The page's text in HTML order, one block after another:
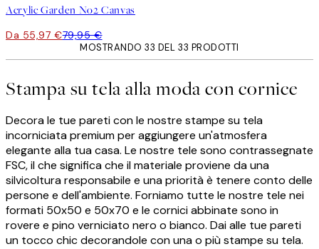
Acrylic Garden No2 Canvas
Da 55,97 €79,95 €
MOSTRANDO 33 DEL 33 PRODOTTI
Stampa su tela alla moda con cornice
Decora le tue pareti con le nostre stampe su tela
incorniciata premium per aggiungere un'atmosfera
elegante alla tua casa. Le nostre tele sono contrassegnate
FSC, il che significa che il materiale proviene da una
silvicoltura responsabile e una priorità è tenere conto delle
persone e dell'ambiente. Forniamo tutte le nostre tele nei
formati 50x50 e 50x70 e le cornici abbinate sono in
rovere e pino verniciato nero o bianco. Dai alle tue pareti
un tocco chic decorandole con una o più stampe su tela.